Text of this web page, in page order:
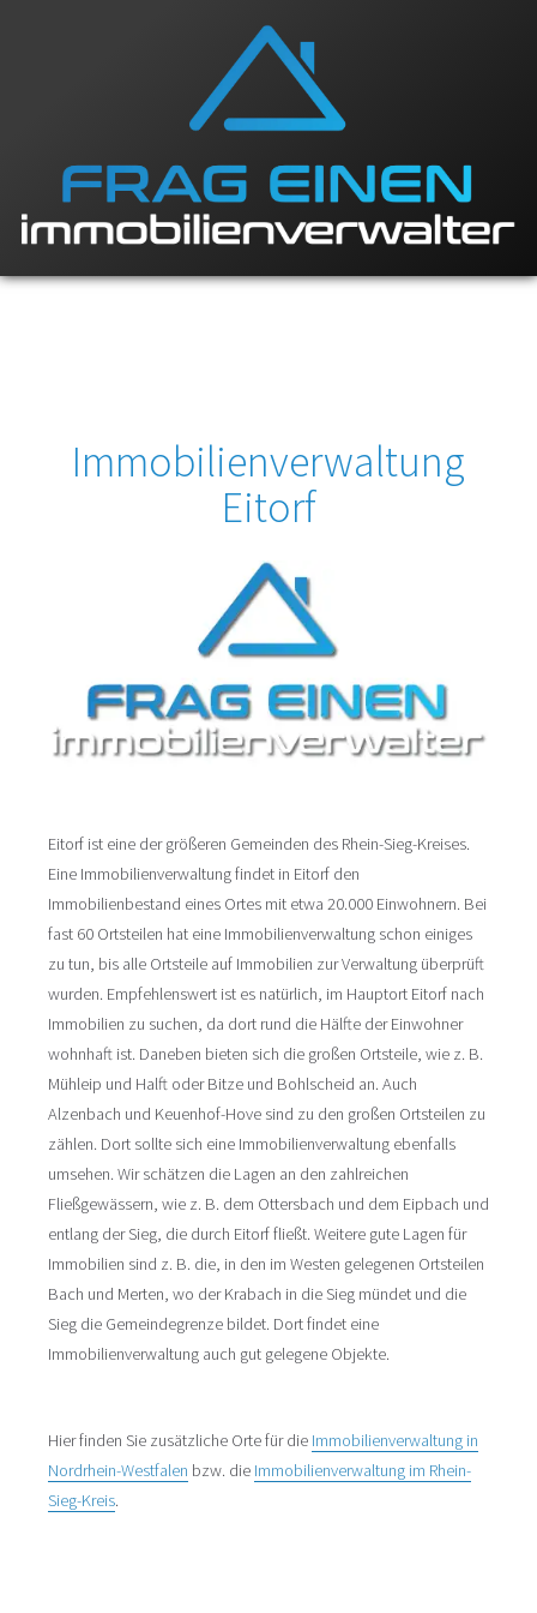
Immobilienverwaltung
Eitorf
Eitorf ist eine der größeren Gemeinden des Rhein-Sieg-Kreises.
Eine Immobilienverwaltung findet in Eitorf den
Immobilienbestand eines Ortes mit etwa 20.000 Einwohnern. Bei
fast 60 Ortsteilen hat eine Immobilienverwaltung schon einiges
zu tun, bis alle Ortsteile auf Immobilien zur Verwaltung überprüft
wurden. Empfehlenswert ist es natürlich, im Hauptort Eitorf nach
Immobilien zu suchen, da dort rund die Hälfte der Einwohner
wohnhaft ist. Daneben bieten sich die großen Ortsteile, wie z. B.
Mühleip und Halft oder Bitze und Bohlscheid an. Auch
Alzenbach und Keuenhof-Hove sind zu den großen Ortsteilen zu
zählen. Dort sollte sich eine Immobilienverwaltung ebenfalls
umsehen. Wir schätzen die Lagen an den zahlreichen
Fließgewässern, wie z. B. dem Ottersbach und dem Eipbach und
entlang der Sieg, die durch Eitorf fließt. Weitere gute Lagen für
Immobilien sind z. B. die, in den im Westen gelegenen Ortsteilen
Bach und Merten, wo der Krabach in die Sieg mündet und die
Sieg die Gemeindegrenze bildet. Dort findet eine
Immobilienverwaltung auch gut gelegene Objekte.
Hier finden Sie zusätzliche Orte für die Immobilienverwaltung in
Nordrhein-Westfalen bzw. die Immobilienverwaltung im Rhein-
Sieg-Kreis.